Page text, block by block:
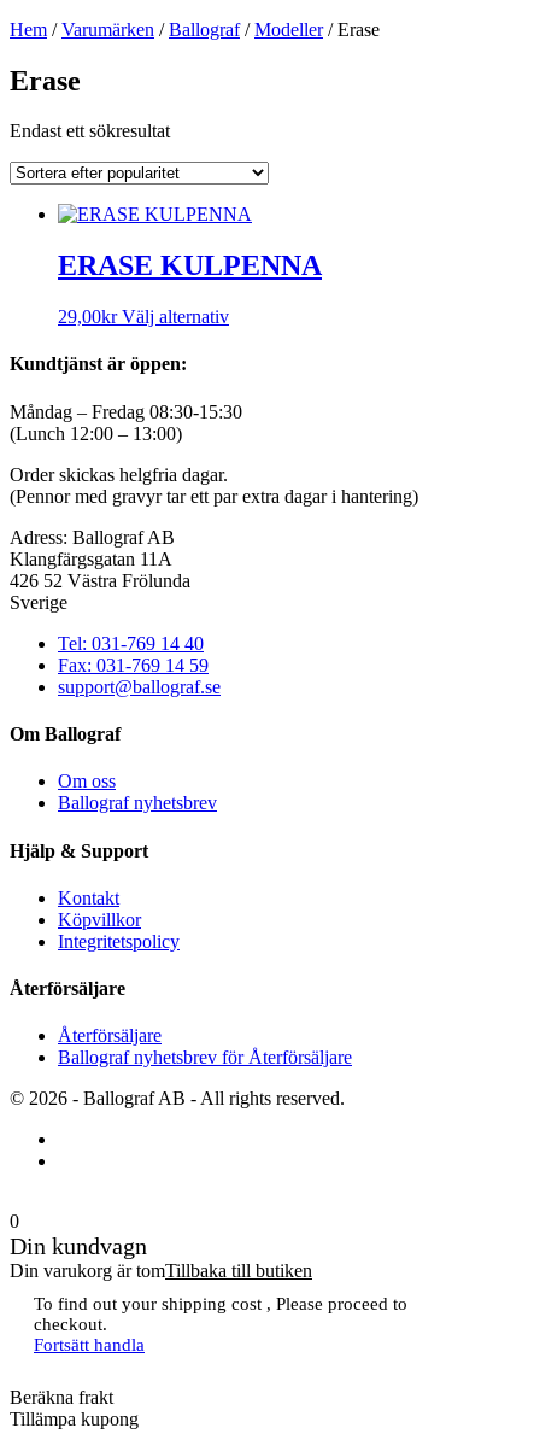
Hem /Varumärken /Ballograf/Modeller/ Erase
Erase
Endast ett sökresultat
ERASE KULPENNA
29,00kr Välj alternativDen
flera
varianter.
alternativen
Kundtjänst är öppen:
Måndag – Fredag 08:30-15:30
(Lunch 12:00 – 13:00)
Order skickas helgfria dagar.
(Pennor med gravyr tar ett par extra dagar i hantering)
Adress: Ballograf AB
Klangfärgsgatan 11A
426 52 Västra Frölunda
Sverige
Tel: 031-769 14 40
Fax: 031-769 14 59
support@ballograf.se
Om Ballograf
Om oss
Ballograf nyhetsbrev
Hjälp & Support
Kontakt
Köpvillkor
Integritetspolicy
Återförsäljare
Återförsäljare
Ballograf nyhetsbrev för Återförsäljare
© 2026 - Ballograf AB - All rights reserved.
0
Din kundvagn
Din varukorg är tomTillbaka till butiken
To find out your shipping cost , Please proceed to
checkout.
Fortsätt handla
Beräkna frakt
Tillämpa kupong